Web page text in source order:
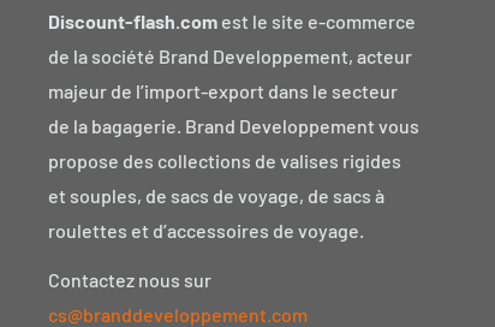
Discount-flash.com est le site e-commerce
de la société Brand Developpement, acteur
majeur de l’import-export dans le secteur
de la bagagerie. Brand Developpement vous
propose des collections de valises rigides
et souples, de sacs de voyage, de sacs à
roulettes et d’accessoires de voyage.
Contactez nous sur
cs@branddeveloppement.com